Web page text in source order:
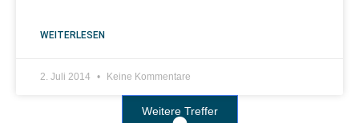
WEITERLESEN
2. Juli 2014 Keine Kommentare
Weitere Treffer